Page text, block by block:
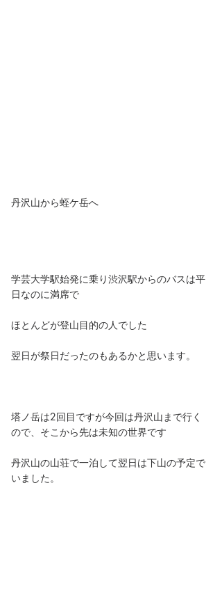
丹沢山から蛭ケ岳へ
学芸大学駅始発に乗り渋沢駅からのバスは平
日なのに満席で
ほとんどが登山目的の人でした
翌日が祭日だったのもあるかと思います。
塔ノ岳は2回目ですが今回は丹沢山まで行く
ので、そこから先は未知の世界です
丹沢山の山荘で一泊して翌日は下山の予定で
いました。